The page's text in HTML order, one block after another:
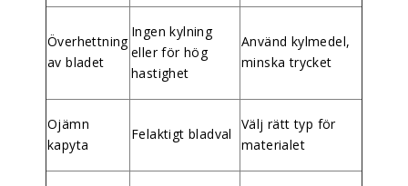
Överhettning
av bladet
Ingen kylning
eller för hög
hastighet
Använd kylmedel,
minska trycket
Ojämn
kapyta
Felaktigt bladval
Välj rätt typ för
materialet